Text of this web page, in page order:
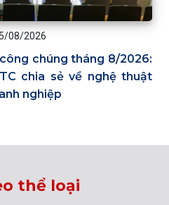
08/2026
chúng tháng 8/2026:
chia sẻ về nghệ thuật
nghiệp
thể loại